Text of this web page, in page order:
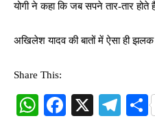
योगी ने कहा कि जब सपने तार-तार होते
अखिलेश यादव की बातों में ऐसा ही झलक
Share This:
W
Fa X
Te S